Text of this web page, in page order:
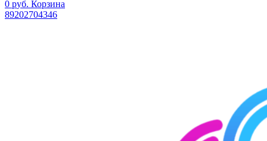
0 руб. Корзина
89202704346